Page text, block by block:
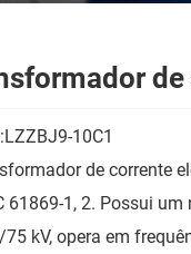
10C1
de corrente
61869-1, 2. Possui
kV, opera em